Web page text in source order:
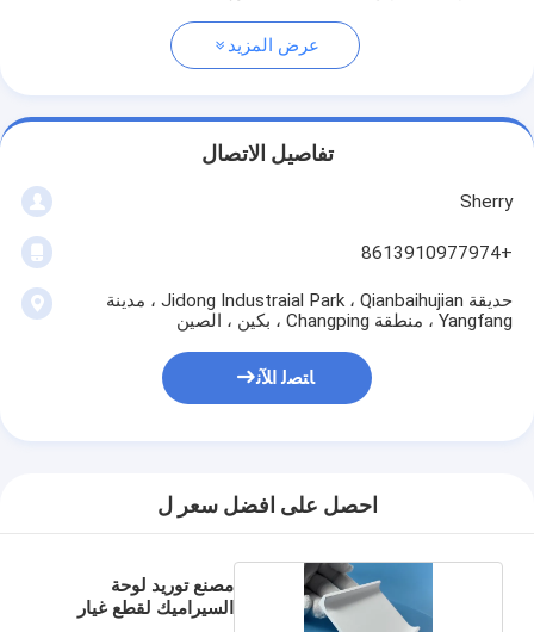
عرض المزيد
تفاصيل الاتصال
Sherry
+8613910977974
حديقة Jidong Industraial Park ، Qianbaihujian ، مدينة
Yangfang ، منطقة Changping ، بكين ، الصين
ﺎﺘﺼﻟ ﺍﻶﻧ
احصل على افضل سعر ل
مصنع توريد لوحة
السيراميك لقطع غيار